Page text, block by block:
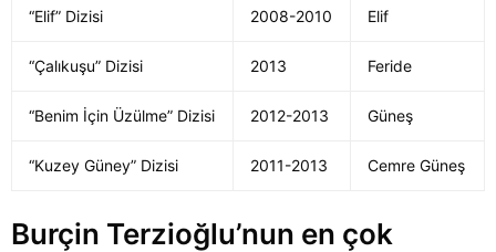
“Elif” Dizisi
2008-2010 Elif
“Çalıkuşu” Dizisi 2013 Feride
“Benim İçin Üzülme” Dizisi 2012-2013 Güneş
“Kuzey Güney” Dizisi 2011-2013 Cemre Güneş
Burçin Terzioğlu’nun en çok